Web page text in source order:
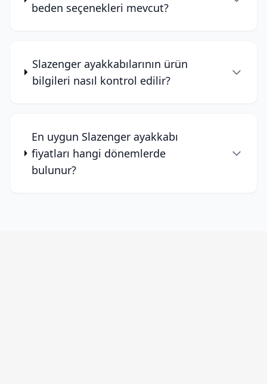
beden seçenekleri mevcut?
Slazenger ayakkabılarının ürün
bilgileri nasıl kontrol edilir?
En uygun Slazenger ayakkabı
fiyatları hangi dönemlerde
bulunur?